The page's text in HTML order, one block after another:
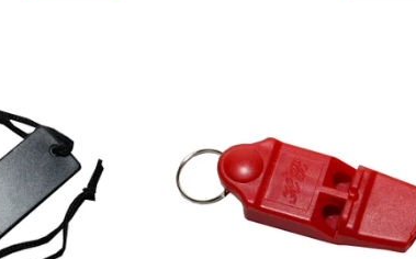
vhodná pro
vhodná pro všechny druhy sportů.
Dostupnost:
Skladem
Kód:
9106/CER
Značka:
Köck sport